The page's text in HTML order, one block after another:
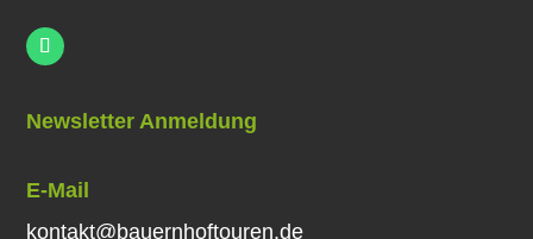
Newsletter Anmeldung
E-Mail
kontakt@bauernhoftouren.de